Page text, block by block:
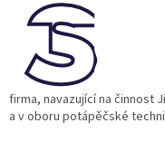
firma, navazující na činnost
a v oboru potápěčské